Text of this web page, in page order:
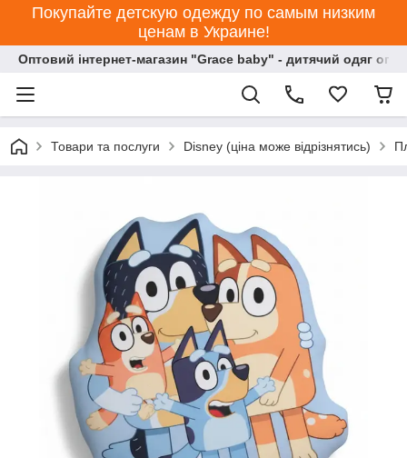
Покупайте детскую одежду по самым низким
ценам в Украине!
Оптовий інтернет-магазин "Grace baby" - дитячий одяг
Товари та послуги Disney (ціна може відрізнятись)